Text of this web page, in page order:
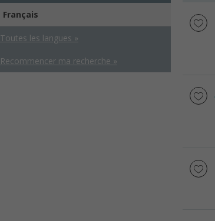
Français
Toutes les langues »
Recommencer ma recherche »